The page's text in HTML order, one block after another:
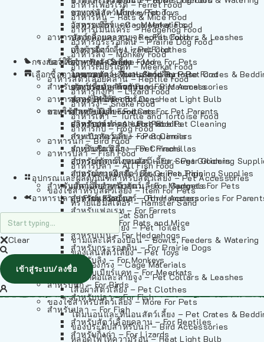
อาหารเฟอร์เร็ต – Ferret Food
อาหารหนู – Rats & Mice Food
อาหารเม่นแคระ – Hedgehog Food
อาหารกระรอกดิน – Prairie Dog Food
อาหารลิง – Monkey Food
อาหารเมียร์แคท – Meerkat Food
อาหารสัตว์เลี้อยคลาน – Reptile Food
อาหารกิ้งก่า – Lizard Food
อาหารงู – Snake Food
อาหารเต่า – Turtle and Tortoise Food
อาหารกบ – Frog Food
อาหารนก – Bird Food
อาหารปลา – Fish Food
อาหารปลา – All Fish Food
อุปกรณและผลิตภัณฑ์สำหรับสัตว์เลี้ยง – Pet Accessories
ของใช้สำหรับสัตว์เลี้ยง – Item For Pets
ทรายแฮมสเตอร์ – Hamster Sand
ทรายแมว – Cat Sand
ห้องน้ำสัตว์เลี้ยง – Pet Toilets
ชามและเครื่องป้อน – Bowls, Feeders & Watering
ของเล่นสัตว์เลี้ยง – Pet Toys
วัสดุรองกรง – Cage Materials
ปลอกคอและสายจูง – Pet Collars & Leashes
เสื้อผ้าสัตว์เลี้ยง – Pet Clothes
ของใช้สำหรับสัตว์เลี้ยง – More For Pets
โดมนอนและที่นอนสัตว์เลี้ยง – Pet Crates &
ของประดับสำหรับนก – Bird Accessories
หลอดไฟให้ความร้อน – Heat Light Bulb
อาหารลิง – Monkey Food
อาหารเมียร์แคท – Meerkat Food
อาหารสัตว์เลี้อยคลาน – Reptile Food
อาหารกิ้งก่า – Lizard Food
อาหารงู – Snake Food
อาหารเต่า – Turtle and Tortoise Food
อาหารกบ – Frog Food
อาหารนก – Bird Food
อาหารปลา – Fish Food
อาหารปลา – All Fish Food
ของเล่นสัตว์เลี้ยง – Pet Toys
วัสดุรองกรง – Cage Materials
ปลอกคอและสายจูง – Pet Collars & Leashes
เสื้อผ้าสัตว์เลี้ยง – Pet Clothes
ของใช้สำหรับสัตว์เลี้ยง – More For Pets
โดมนอนและที่นอนสัตว์เลี้ยง – Pet Crates &
ของประดับสำหรับนก – Bird Accessories
หลอดไฟให้ความร้อน – Heat Light Bulb
ของใช้สำหรับผู้เลี้ยง – Items For Pet Parents
ผลิตภัณฑ์ทำความสะอาด – Pet Cleaning
กระเป๋าสัตว์เลี้ยง – Pet Carriers
รถเข็นสัตว์เลี้ยง – Pet Prams
อุปกรณ์ตัดแต่งขนสัตว์เลี้ยง – Pet Grooming
อุปกรณ์การฝึกสัตว์เลี้ยง – Pet Training Supplies
แก็ดเจ็ตสำหรับสัตว์เลี้ยง – Gadgets For Pets
อุปกรณ์เสริมอื่นๆ – Other Accessories For
กรงสัตว์เลี้ยง – Pet Cages
เลือกซื้อตามหมวดสัตว์เลี้ยง – Shop By Pet
สำหรับสัตว์เลี้ยงลูกด้วยนม – For Mammals
สำหรับสุนัข – For Dogs
สำหรับแมว – For Cats
สำหรับกระต่าย – For Rabbits
สำหรับกระรอก – For Squirrels
สำหรับชินชิล่า – For Chinchillas
สำหรับชูการ์ไกลเดอร์ – For Sugar Gliders
สำหรับหนูแกสบี้ – For Guinea Pigs
สำหรับสัตว์เลี้ยงลูกด้วยนม – For Mammals
สำหรับแฮมสเตอร์ – For Hamsters
สำหรับเฟอเรท – For Ferrets
สำหรับหนู – For Rats and Mice
สำหรับเม่น – For Hedgehogs
สำหรับกระรอกดิน – For Prairie Dogs
สำหรับลิง – For Monkeys
สำหรับเมียร์แคท – For Meerkats
สำหรับนก – For Birds
สำหรับปลา – For Fish
สำหรับปลา – For Fish
สำหรับสัตว์เลื้อยคลาน – For Reptiles
สำหรับกิ้งก่า – For Lizards
อาหารปลา – Fish Food
Clear
เข้าสู่ระบบ/ลงชื่อ